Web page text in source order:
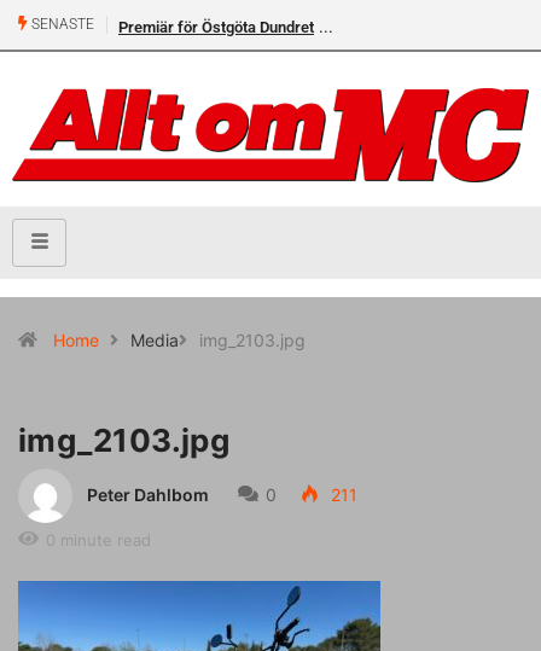
SENASTE Premiär för Östgöta Dundret
Home Media img_2103.jpg
img_2103.jpg
Peter Dahlbom 0 211
0 minute read